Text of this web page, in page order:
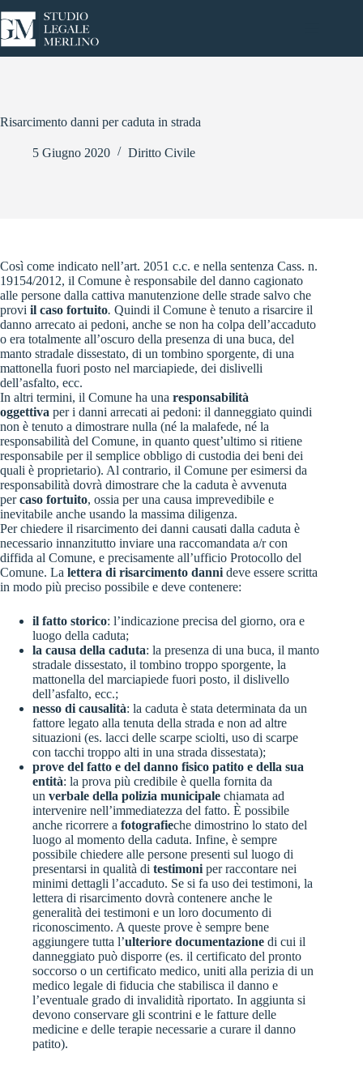
al
contenuto
Risarcimento danni per caduta in strada
5 Giugno 2020 Diritto Civile
Così come indicato nell’art. 2051 c.c. e nella sentenza Cass. n.
19154/2012, il Comune è responsabile del danno cagionato
alle persone dalla cattiva manutenzione delle strade salvo che
provi il caso fortuito. Quindi il Comune è tenuto a risarcire il
danno arrecato ai pedoni, anche se non ha colpa dell’accaduto
o era totalmente all’oscuro della presenza di una buca, del
manto stradale dissestato, di un tombino sporgente, di una
mattonella fuori posto nel marciapiede, dei dislivelli
dell’asfalto, ecc.
In altri termini, il Comune ha una responsabilità
oggettiva per i danni arrecati ai pedoni: il danneggiato quindi
non è tenuto a dimostrare nulla (né la malafede, né la
responsabilità del Comune, in quanto quest’ultimo si ritiene
responsabile per il semplice obbligo di custodia dei beni dei
quali è proprietario). Al contrario, il Comune per esimersi da
responsabilità dovrà dimostrare che la caduta è avvenuta
percaso fortuito, ossia per una causa imprevedibile e
inevitabile anche usando la massima diligenza.
Per chiedere il risarcimento dei danni causati dalla caduta è
necessario innanzitutto inviare una raccomandata a/r con
diffida al Comune, e precisamente all’ufficio Protocollo del
Comune. La lettera di risarcimento danni deve essere scritta
in modo più preciso possibile e deve contenere:
il fatto storico: l’indicazione precisa del giorno, ora e
luogo della caduta;
la causa della caduta: la presenza di una buca, il manto
stradale dissestato, il tombino troppo sporgente, la
mattonella del marciapiede fuori posto, il dislivello
dell’asfalto, ecc.;
nesso di causalità: la caduta è stata determinata da un
fattore legato alla tenuta della strada e non ad altre
situazioni (es. lacci delle scarpe sciolti, uso di scarpe
con tacchi troppo alti in una strada dissestata);
prove del fatto e del danno fisico patito e della sua
entità: la prova più credibile è quella fornita da
un verbale della polizia municipale chiamata ad
intervenire nell’immediatezza del fatto. È possibile
anche ricorrere a fotografieche dimostrino lo stato del
luogo al momento della caduta. Infine, è sempre
possibile chiedere alle persone presenti sul luogo di
presentarsi in qualità di testimoni per raccontare nei
minimi dettagli l’accaduto. Se si fa uso dei testimoni, la
lettera di risarcimento dovrà contenere anche le
generalità dei testimoni e un loro documento di
riconoscimento. A queste prove è sempre bene
aggiungere tutta l’ulteriore documentazione di cui il
danneggiato può disporre (es. il certificato del pronto
soccorso o un certificato medico, uniti alla perizia di un
medico legale di fiducia che stabilisca il danno e
l’eventuale grado di invalidità riportato. In aggiunta si
devono conservare gli scontrini e le fatture delle
medicine e delle terapie necessarie a curare il danno
patito).